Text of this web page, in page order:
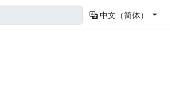
中文（简体）